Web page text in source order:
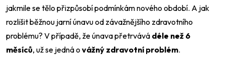
jakmile se tělo přizpůsobí podmínkám nového období. A jak
rozlišit běžnou jarní únavu od závažnějšího zdravotního
problému? V případě, že únava přetrvává déle než 6
měsíců, už se jedná o vážný zdravotní problém.